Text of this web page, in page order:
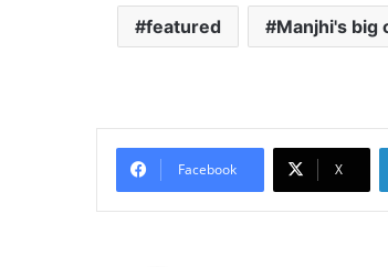
featured Manjhi's big
Facebook X